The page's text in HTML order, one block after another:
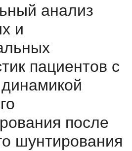
анализ
и
пациентов с
после
шунтирования